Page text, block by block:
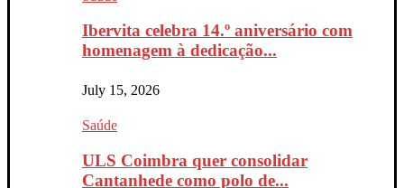
Ibervita celebra 14.º aniversário com
homenagem à dedicação...
July 15, 2026
Saúde
ULS Coimbra quer consolidar
Cantanhede como polo de...